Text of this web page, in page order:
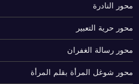
محور النادرة
محور حرية التعبير
محور رسالة الغفران
محور شوغل المرأة بقلم المرأة